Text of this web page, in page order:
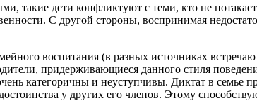
такие дети конфликтуют с теми, кто не
С другой стороны, воспринимая
воспитания (в разных источниках
придерживающиеся данного стиля
категоричны и неуступчивы. Диктат в
у других его членов. Этому